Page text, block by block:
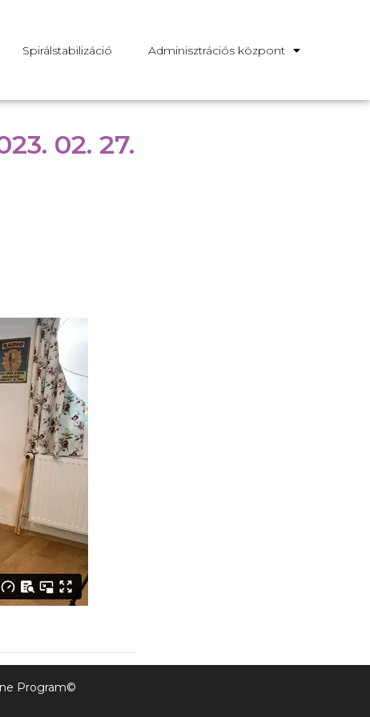
Spirálstabilizáció Adminisztrációs központ
02. 27.
Program©